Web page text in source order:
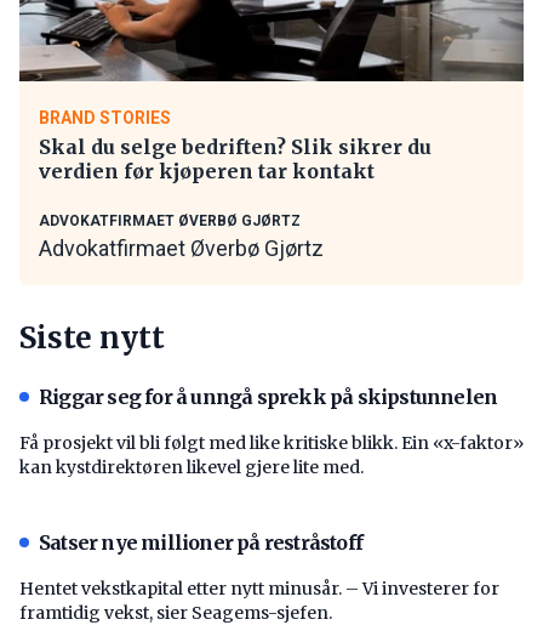
BRAND STORIES
Skal du selge bedriften? Slik sikrer du
verdien før kjøperen tar kontakt
ADVOKATFIRMAET ØVERBØ GJØRTZ
Advokatfirmaet Øverbø Gjørtz
Siste nytt
Riggar seg for å unngå sprekk på skipstunnelen
Få prosjekt vil bli følgt med like kritiske blikk. Ein «x-faktor»
kan kystdirektøren likevel gjere lite med.
Satser nye millioner på restråstoff
Hentet vekstkapital etter nytt minusår. – Vi investerer for
framtidig vekst, sier Seagems-sjefen.